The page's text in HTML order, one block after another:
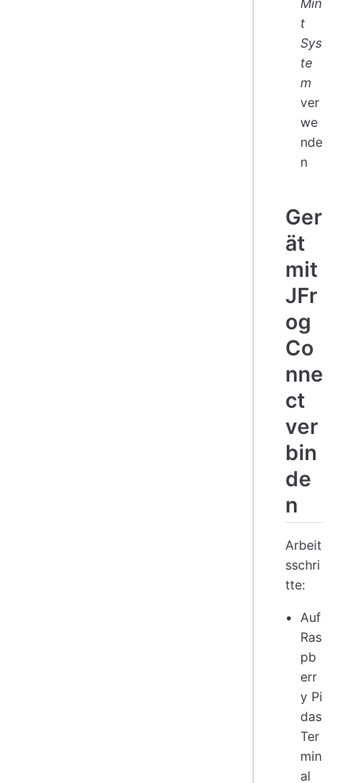
t
Sys
te
m
ver
we
nde
n
Ger
ät
mit
JFr
og
Co
nne
ct
ver
bin
de
n
Arbeit
sschri
tte:
Auf
Ras
pb
err
y Pi
das
Ter
min
al